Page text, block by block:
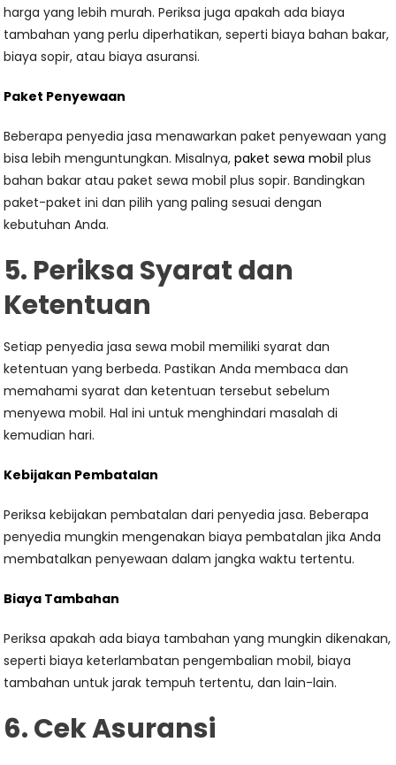
harga yang lebih murah. Periksa juga apakah ada biaya
tambahan yang perlu diperhatikan, seperti biaya bahan bakar,
biaya sopir, atau biaya asuransi.
Paket Penyewaan
Beberapa penyedia jasa menawarkan paket penyewaan yang
bisa lebih menguntungkan. Misalnya,paket sewa mobil plus
bahan bakar atau paket sewa mobil plus sopir. Bandingkan
paket-paket ini dan pilih yang paling sesuai dengan
kebutuhan Anda.
5. Periksa Syarat dan
Ketentuan
Setiap penyedia jasa sewa mobil memiliki syarat dan
ketentuan yang berbeda. Pastikan Anda membaca dan
memahami syarat dan ketentuan tersebut sebelum
menyewa mobil. Hal ini untuk menghindari masalah di
kemudian hari.
Kebijakan Pembatalan
Periksa kebijakan pembatalan dari penyedia jasa. Beberapa
penyedia mungkin mengenakan biaya pembatalan jika Anda
membatalkan penyewaan dalam jangka waktu tertentu.
Biaya Tambahan
Periksa apakah ada biaya tambahan yang mungkin dikenakan,
seperti biaya keterlambatan pengembalian mobil, biaya
tambahan untuk jarak tempuh tertentu, dan lain-lain.
6. Cek Asuransi